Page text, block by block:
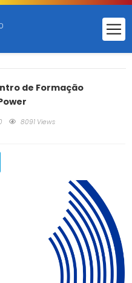
de Formação
8091 Views